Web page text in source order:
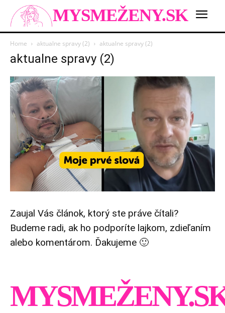
MYSMEŽENY.SK
Home aktualne spravy (2) aktualne spravy (2)
aktualne spravy (2)
Zaujal Vás článok, ktorý ste práve čítali?
Budeme radi, ak ho podporíte lajkom, zdieľaním
alebo komentárom. Ďakujeme 🙂